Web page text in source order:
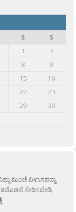
S
S
1
2
8
9
15
16
22
23
29
30
ಮಿಂಚೆ ವಿಳಾಸವನ್ನು
ಸೇರಿಸಬೇಡಿ,
.